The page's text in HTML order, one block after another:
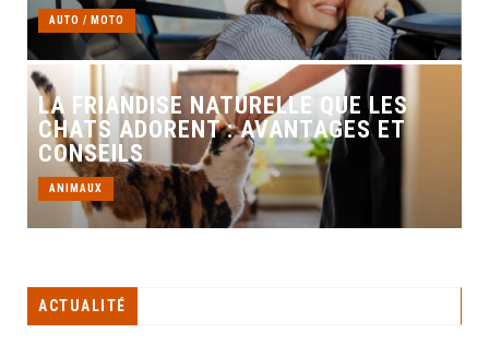
AUTO / MOTO
LA FRIANDISE NATURELLE QUE LES
CHATS ADORENT : AVANTAGES ET
CONSEILS
ANIMAUX
ACTUALITÉ